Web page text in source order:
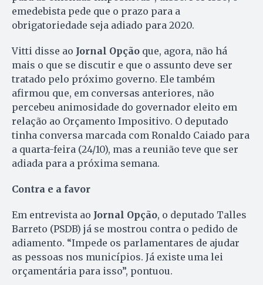
emedebista pede que o prazo para a
obrigatoriedade seja adiado para 2020.
Vitti disse ao Jornal Opção que, agora, não há
mais o que se discutir e que o assunto deve ser
tratado pelo próximo governo. Ele também
afirmou que, em conversas anteriores, não
percebeu animosidade do governador eleito em
relação ao Orçamento Impositivo. O deputado
tinha conversa marcada com Ronaldo Caiado para
a quarta-feira (24/10), mas a reunião teve que ser
adiada para a próxima semana.
Contra e a favor
Em entrevista ao Jornal Opção, o deputado Talles
Barreto (PSDB) já se mostrou contra o pedido de
adiamento. “Impede os parlamentares de ajudar
as pessoas nos municípios. Já existe uma lei
orçamentária para isso”, pontuou.